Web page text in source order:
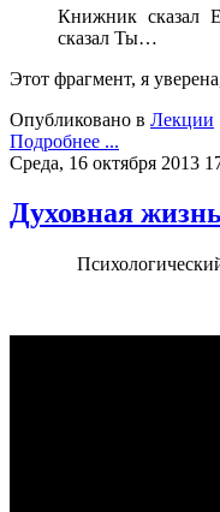
Книжник сказал
сказал Ты…
Этот фрагмент, я
Опубликовано в Лекции
Подробнее ...
Среда, 16 октября 2013
Духовная